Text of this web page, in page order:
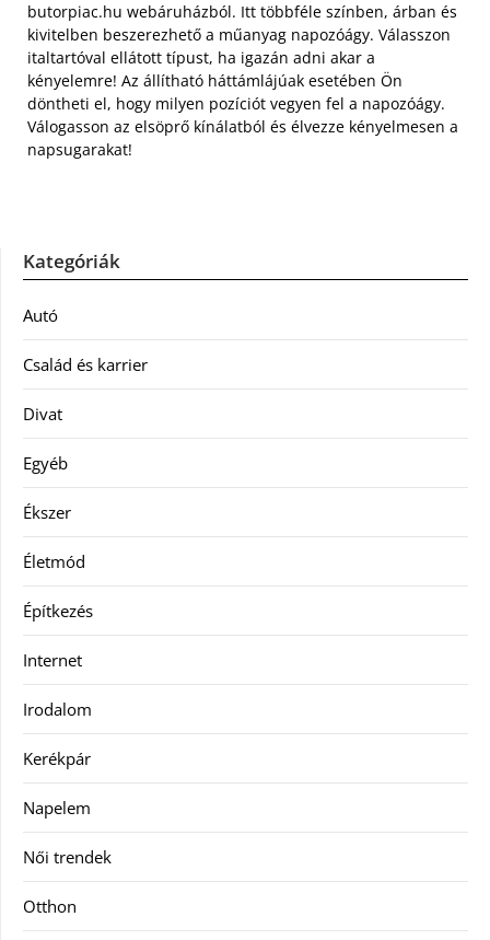
butorpiac.hu webáruházból. Itt többféle színben, árban és
kivitelben beszerezhető a műanyag napozóágy. Válasszon
italtartóval ellátott típust, ha igazán adni akar a
kényelemre! Az állítható háttámlájúak esetében Ön
döntheti el, hogy milyen pozíciót vegyen fel a napozóágy.
Válogasson az elsöprő kínálatból és élvezze kényelmesen a
napsugarakat!
Kategóriák
Autó
Család és karrier
Divat
Egyéb
Ékszer
Életmód
Építkezés
Internet
Irodalom
Kerékpár
Napelem
Női trendek
Otthon